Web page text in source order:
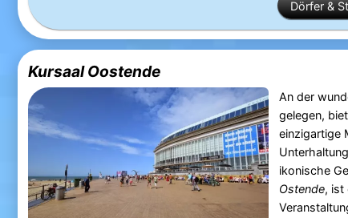
Dörfer &
Kursaal Oostende
An der
gelegen,
einzigartige
ikonische
Ostende, ist